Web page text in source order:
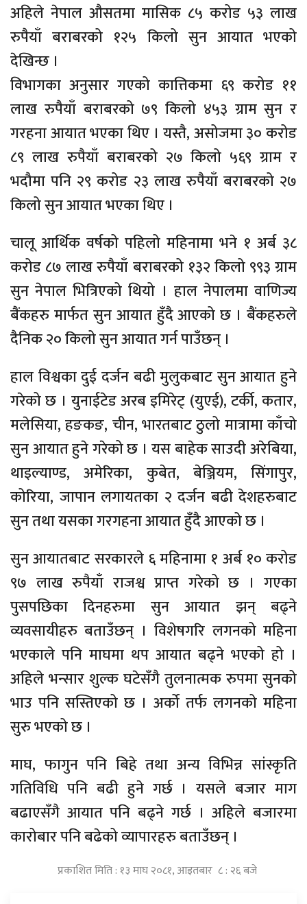
अहिले नेपाल औसतमा मासिक ८५ करोड ५३ लाख
रुपैयाँ बराबरको १२५ किलो सुन आयात भएको
देखिन्छ ।
विभागका अनुसार गएको कात्तिकमा ६९ करोड ११
लाख रुपैयाँ बराबरको ७९ किलो ४५३ ग्राम सुन र
गरहना आयात भएका थिए । यस्तै, असोजमा ३० करोड
८९ लाख रुपैयाँ बराबरको २७ किलो ५६९ ग्राम र
भदौमा पनि २९ करोड २३ लाख रुपैयाँ बराबरको २७
किलो सुन आयात भएका थिए ।
चालू आर्थिक वर्षको पहिलो महिनामा भने १ अर्ब ३८
करोड ८७ लाख रुपैयाँ बराबरको १३२ किलो ९९३ ग्राम
सुन नेपाल भित्रिएको थियो । हाल नेपालमा वाणिज्य
बैंकहरु मार्फत सुन आयात हुँदै आएको छ । बैंकहरुले
दैनिक २० किलो सुन आयात गर्न पाउँछन् ।
हाल विश्वका दुई दर्जन बढी मुलुकबाट सुन आयात हुने
गरेको छ । युनाईटेड अरब इमिरेट् (युएई), टर्की, कतार,
मलेसिया, हङकङ, चीन, भारतबाट ठुलो मात्रामा काँचो
सुन आयात हुने गरेको छ । यस बाहेक साउदी अरेबिया,
थाइल्याण्ड, अमेरिका, कुबेत, बेञ्जियम, सिंगापुर,
कोरिया, जापान लगायतका २ दर्जन बढी देशहरुबाट
सुन तथा यसका गरगहना आयात हुँदै आएको छ ।
सुन आयातबाट सरकारले ६ महिनामा १ अर्ब १० करोड
९७ लाख रुपैयाँ राजश्व प्राप्त गरेको छ । गएका
पुसपछिका दिनहरुमा सुन आयात झन् बढ्ने
व्यवसायीहरु बताउँछन् । विशेषगरि लगनको महिना
भएकाले पनि माघमा थप आयात बढ्ने भएको हो ।
अहिले भन्सार शुल्क घटेसँगै तुलनात्मक रुपमा सुनको
भाउ पनि सस्तिएको छ । अर्को तर्फ लगनको महिना
सुरु भएको छ ।
माघ, फागुन पनि बिहे तथा अन्य विभिन्न सांस्कृति
गतिविधि पनि बढी हुने गर्छ । यसले बजार माग
बढाएसँगै आयात पनि बढ्ने गर्छ । अहिले बजारमा
कारोबार पनि बढेको व्यापारहरु बताउँछन् ।
प्रकाशित मिति : १३ माघ २०८१, आइतबार ८ : २६ बजे